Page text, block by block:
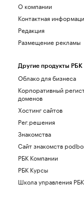
О компании
Контактная
Редакция
Размещение рекламы
Другие продукты РБК
Облако для бизнеса
Корпоративный
доменов
Хостинг сайтов
Рег.решения
Знакомства
Сайт знакомств
РБК Компании
РБК Курсы
Школа управления РБК